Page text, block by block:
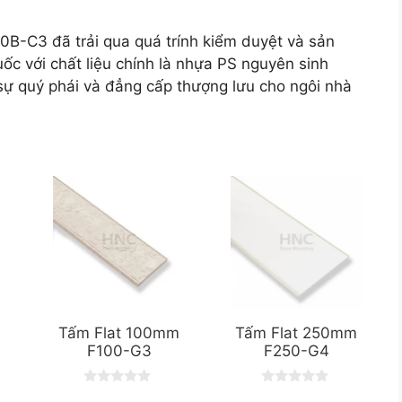
C3 đã trải qua quá trính kiểm duyệt và sản
với chất liệu chính là nhựa PS nguyên sinh
quý phái và đẳng cấp thượng lưu cho ngôi nhà
Tấm Flat 100mm
F100-G3
Tấm Flat 250mm
F250-G4